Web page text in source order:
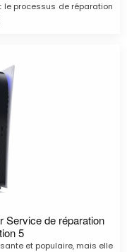
processus de réparation
Service de réparation
5
et populaire, mais elle